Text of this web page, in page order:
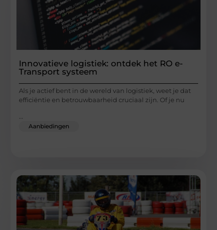
Innovatieve logistiek: ontdek het RO e-
Transport systeem
Als je actief bent in de wereld van logistiek, weet je dat
efficiëntie en betrouwbaarheid cruciaal zijn. Of je nu
Aanbiedingen